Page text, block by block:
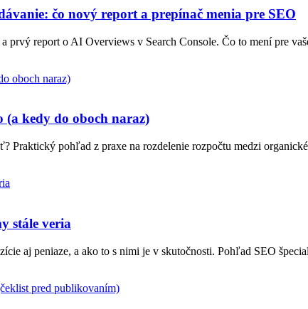
čo nový report a prepínač menia pre SEO
report o AI Overviews v Search Console. Čo to mení pre
(a kedy do oboch naraz)
Praktický pohľad z praxe na rozdelenie rozpočtu medzi
stále veria
aj peniaze, a ako to s nimi je v skutočnosti. Pohľad SEO